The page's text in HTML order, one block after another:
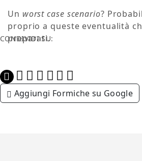
Un worst case scenario?
proprio a queste eventualità
preparati.
CONDIVIDI SU:
Aggiungi Formiche su Google